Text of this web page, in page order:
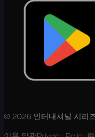
© 2026 인터내셔널 시리